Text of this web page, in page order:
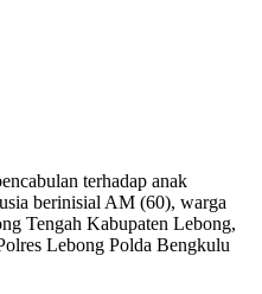
terhadap anak
berinisial AM (60), warga
Tengah Kabupaten Lebong,
Lebong Polda Bengkulu